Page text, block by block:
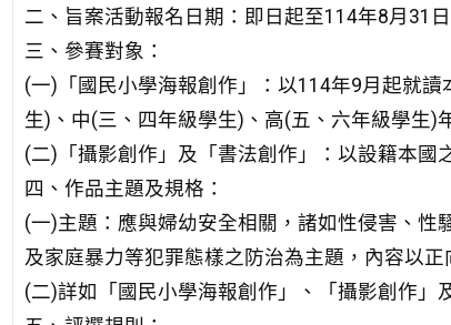
二、旨案活動報名日期：即日起至114年8月31
三、參賽對象：
(一)「國民小學海報創作」：以114年9月起就
生)、中(三、四年級學生)、高(五、六年級學生)
(二)「攝影創作」及「書法創作」：以設籍本國
四、作品主題及規格：
(一)主題：應與婦幼安全相關，諸如性侵害、
及家庭暴力等犯罪態樣之防治為主題，內容以
(二)詳如「國民小學海報創作」、「攝影創作」